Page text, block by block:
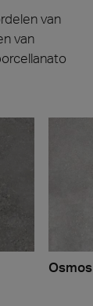
van
van
Osmos